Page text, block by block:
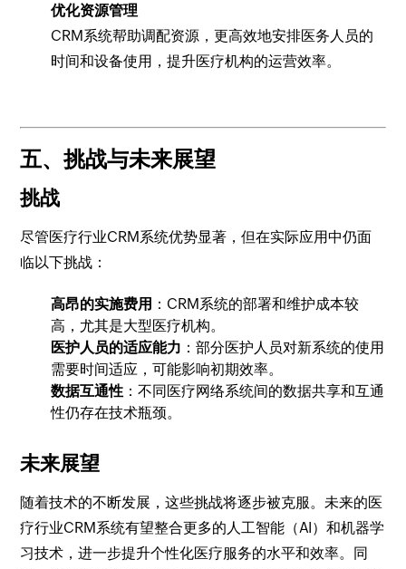
优化资源管理
CRM系统帮助调配资源，更高效地安排医务人员的
时间和设备使用，提升医疗机构的运营效率。
五、挑战与未来展望
挑战
尽管医疗行业CRM系统优势显著，但在实际应用中仍面
临以下挑战：
高昂的实施费用 ：CRM系统的部署和维护成本较
高，尤其是大型医疗机构。
医护人员的适应能力 ：部分医护人员对新系统的使用
需要时间适应，可能影响初期效率。
数据互通性 ：不同医疗网络系统间的数据共享和互通
性仍存在技术瓶颈。
未来展望
随着技术的不断发展，这些挑战将逐步被克服。未来的医
疗行业CRM系统有望整合更多的人工智能（AI）和机器学
习技术，进一步提升个性化医疗服务的水平和效率。同